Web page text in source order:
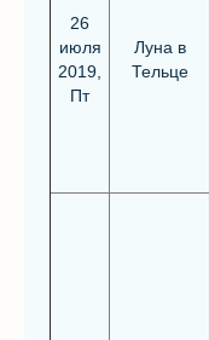
26
июля
2019,
Пт
Луна в
Тельце